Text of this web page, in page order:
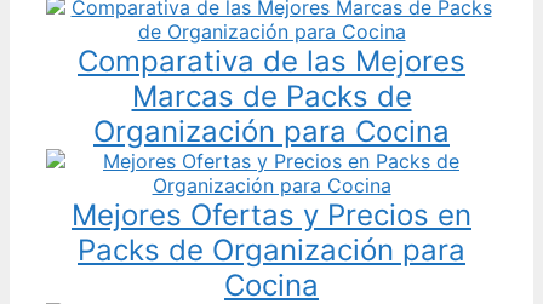
Comparativa de las Mejores
Marcas de Packs de
Organización para Cocina
Mejores Ofertas y Precios en
Packs de Organización para
Cocina